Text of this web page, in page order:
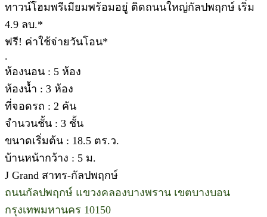
ทาวน์โฮมพรีเมียมพร้อมอยู่ ติดถนนใหญ่กัลปพฤกษ์ เริ่ม
4.9 ลบ.*
ฟรี! ค่าใช้จ่ายวันโอน*
.
ห้องนอน : 5 ห้อง
ห้องน้ำ : 3 ห้อง
ที่จอดรถ : 2 คัน
จำนวนชั้น : 3 ชั้น
ขนาดเริ่มต้น : 18.5 ตร.ว.
บ้านหน้ากว้าง : 5 ม.
J Grand สาทร-กัลปพฤกษ์
ถนนกัลปพฤกษ์ แขวงคลองบางพราน เขตบางบอน
กรุงเทพมหานคร 10150